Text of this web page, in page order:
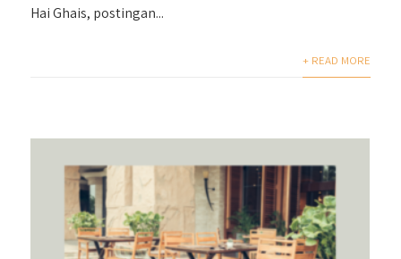
Hai Ghais, postingan...
+ READ MORE